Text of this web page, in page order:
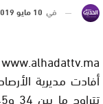
في 10 مايو 2019 الساعة 14 و 31 دقيقة
www.alhadattv.ma
أفادت مديرية